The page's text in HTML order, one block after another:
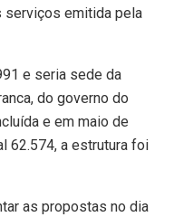
serviços emitida pela
e seria sede da
do governo do
e em maio de
62.574, a estrutura foi
as propostas no dia